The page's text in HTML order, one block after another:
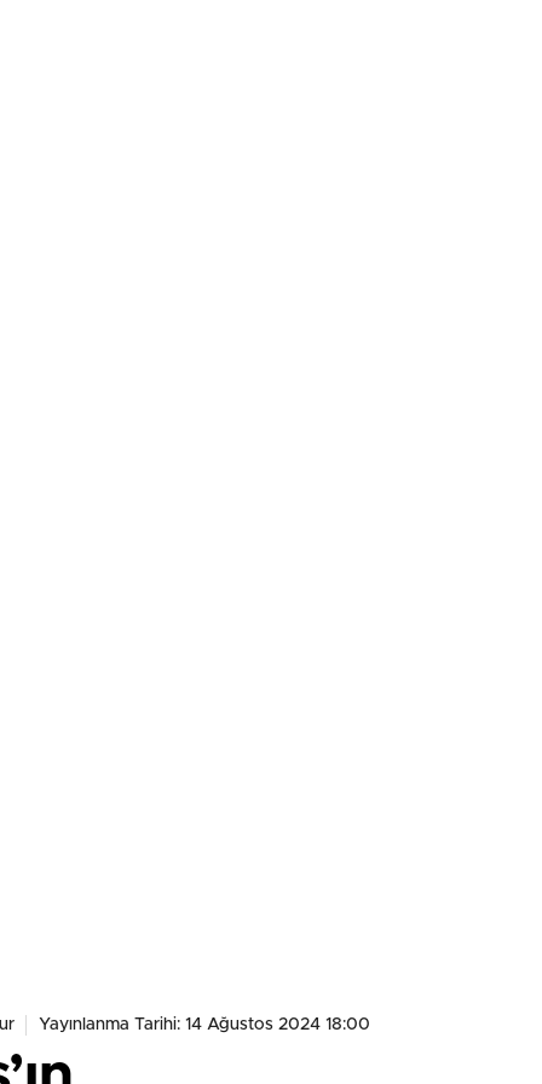
Yayınlanma Tarihi: 14 Ağustos 2024 18:00